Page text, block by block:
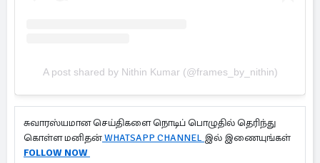
A post shared by Nithin Kumar (@frames_by_nithin)
சுவாரஸ்யமான செய்திகளை நொடிப் பொழுதில் தெரிந்து
கொள்ள மனிதன்WHATSAPP CHANNEL இல் இணையுங்கள்
FOLLOW NOW